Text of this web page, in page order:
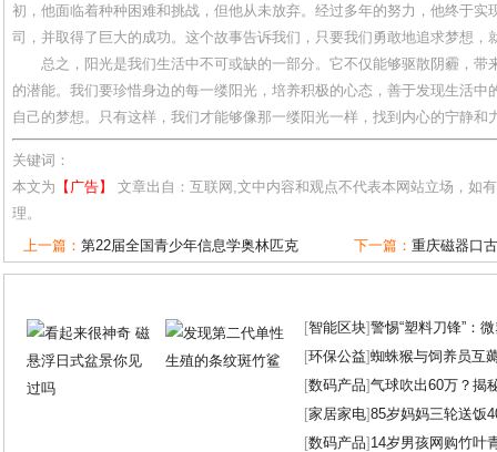
初，他面临着种种困难和挑战，但他从未放弃。经过多年的努力，他终于实
司，并取得了巨大的成功。这个故事告诉我们，只要我们勇敢地追求梦想，
总之，阳光是我们生活中不可或缺的一部分。它不仅能够驱散阴霾，带
的潜能。我们要珍惜身边的每一缕阳光，培养积极的心态，善于发现生活中
自己的梦想。只有这样，我们才能够像那一缕阳光一样，找到内心的宁静和
关键词：
本文为 【广告】
文章出自：互联网,文中内容和观点不代表本网站立场，如
理。
上一篇： 第22届全国青少年信息学奥林匹克 下一篇： 重庆磁器口
[智能区块]警惕“塑料刀锋”：
[环保公益]蜘蛛猴与饲养员互
[数码产品]气球吹出60万？揭
[家居家电]85岁妈妈三轮送饭
[数码产品] 14岁男孩网购竹叶